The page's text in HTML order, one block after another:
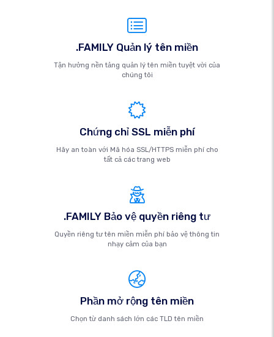
.FAMILY Quản lý tên miền
Tận hưởng nền tảng quản lý tên miền tuyệt vời của
chúng tôi
Chứng chỉ SSL miễn phí
Hãy an toàn với Mã hóa SSL/HTTPS miễn phí cho
tất cả các trang web
.FAMILY Bảo vệ quyền riêng tư
Quyền riêng tư tên miền miễn phí bảo vệ thông tin
nhạy cảm của bạn
Phần mở rộng tên miền
Chọn từ danh sách lớn các TLD tên miền